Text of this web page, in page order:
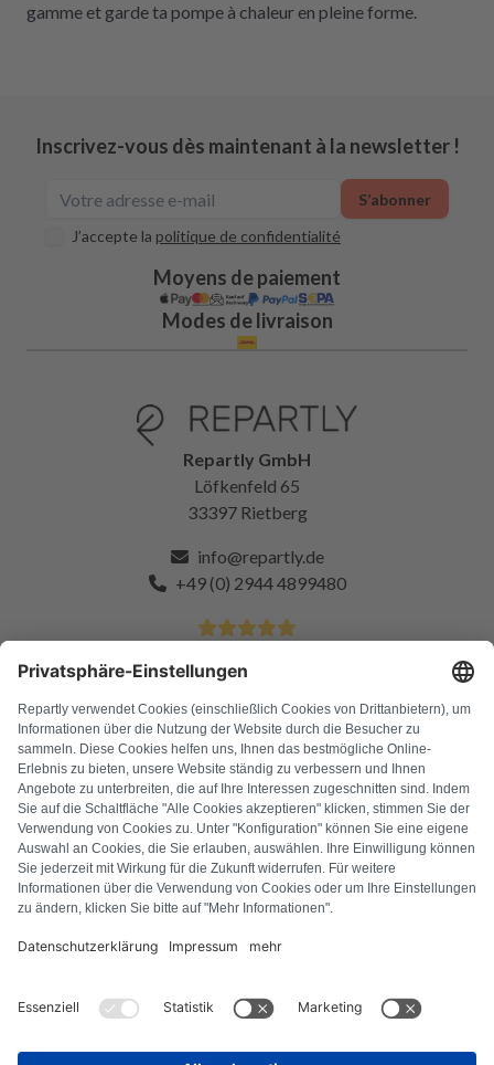
gamme et garde ta pompe à chaleur en pleine forme.
Inscrivez-vous dès maintenant à la newsletter !
J’accepte la politique de confidentialité
S’abonner
Moyens de paiement
Modes de livraison
Repartly GmbH
Löfkenfeld 65
33397 Rietberg
info@repartly.de
+49 (0) 2944 4899480
FAQ
Tous les codes d'erreur
À propos de nous
Presse
Mentions légales
Conditions générales
Politique relative aux cookies